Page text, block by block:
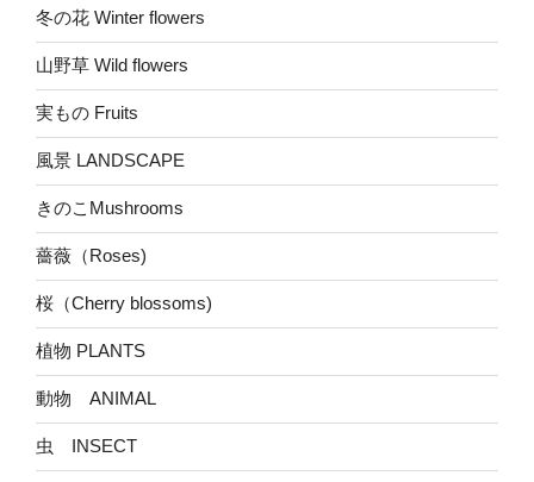
冬の花 Winter flowers
山野草 Wild flowers
実もの Fruits
風景 LANDSCAPE
きのこMushrooms
薔薇（Roses)
桜（Cherry blossoms)
植物 PLANTS
動物 ANIMAL
虫 INSECT